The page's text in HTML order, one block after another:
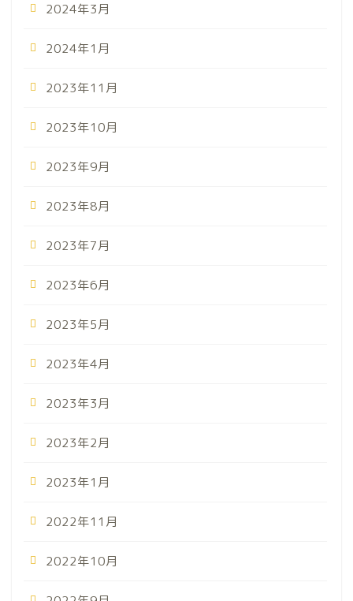
2024年3月
2024年1月
2023年11月
2023年10月
2023年9月
2023年8月
2023年7月
2023年6月
2023年5月
2023年4月
2023年3月
2023年2月
2023年1月
2022年11月
2022年10月